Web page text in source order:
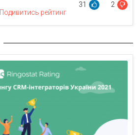
31 2
Подивитись рейтинг